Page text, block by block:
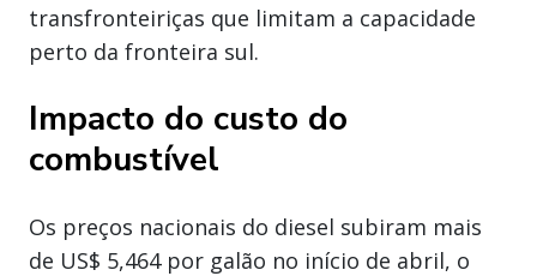
transfronteiriças que limitam a capacidade
perto da fronteira sul.
Impacto do custo do
combustível
Os preços nacionais do diesel subiram mais
de US$ 5,464 por galão no início de abril, o